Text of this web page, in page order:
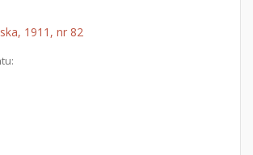
1911, nr 82